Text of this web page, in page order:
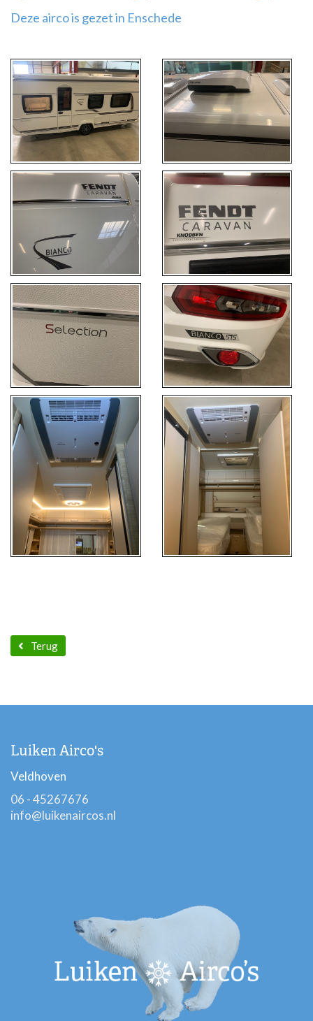
Deze airco is gezet in Enschede
Terug
Luiken Airco's
Veldhoven
06 - 45267676
info@luikenaircos.nl